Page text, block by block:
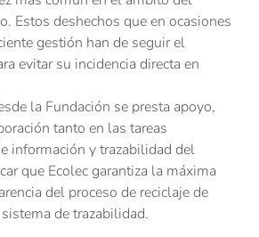
Estos deshechos que en ocasiones
gestión han de seguir el
evitar su incidencia directa en
la Fundación se presta apoyo,
tanto en las tareas
información y trazabilidad del
que Ecolec garantiza la máxima
del proceso de reciclaje de
de trazabilidad.